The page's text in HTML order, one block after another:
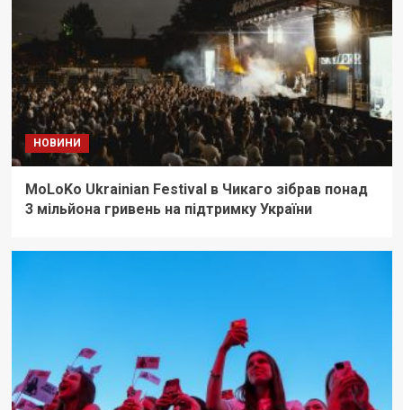
НОВИНИ
MoLoKo Ukrainian Festival в Чикаго зібрав понад
3 мільйона гривень на підтримку України